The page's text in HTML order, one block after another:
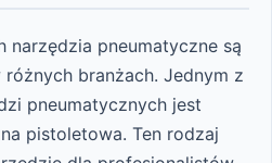
narzędzia pneumatyczne są
branżach. Jednym z
pneumatycznych jest
pistoletowa. Ten rodzaj